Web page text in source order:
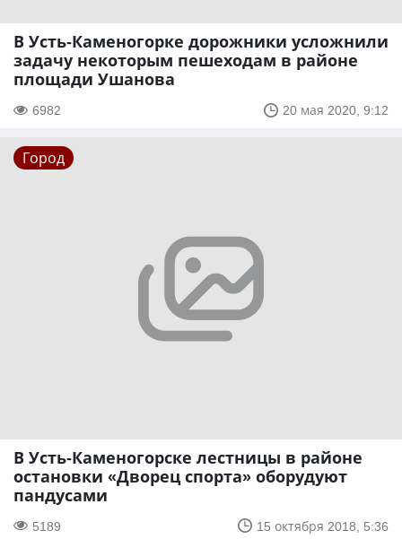
В Усть-Каменогорке дорожники усложнили
задачу некоторым пешеходам в районе
площади Ушанова
6982 20 мая 2020, 9:12
Город
В Усть-Каменогорске лестницы в районе
остановки «Дворец спорта» оборудуют
пандусами
5189 15 октября 2018, 5:36